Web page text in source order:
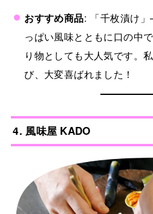
おすすめ商品: 「千枚漬け
っぱい風味とともに口の中
り物としても大人気です。
び、大変喜ばれました！
4. 風味屋 KADO